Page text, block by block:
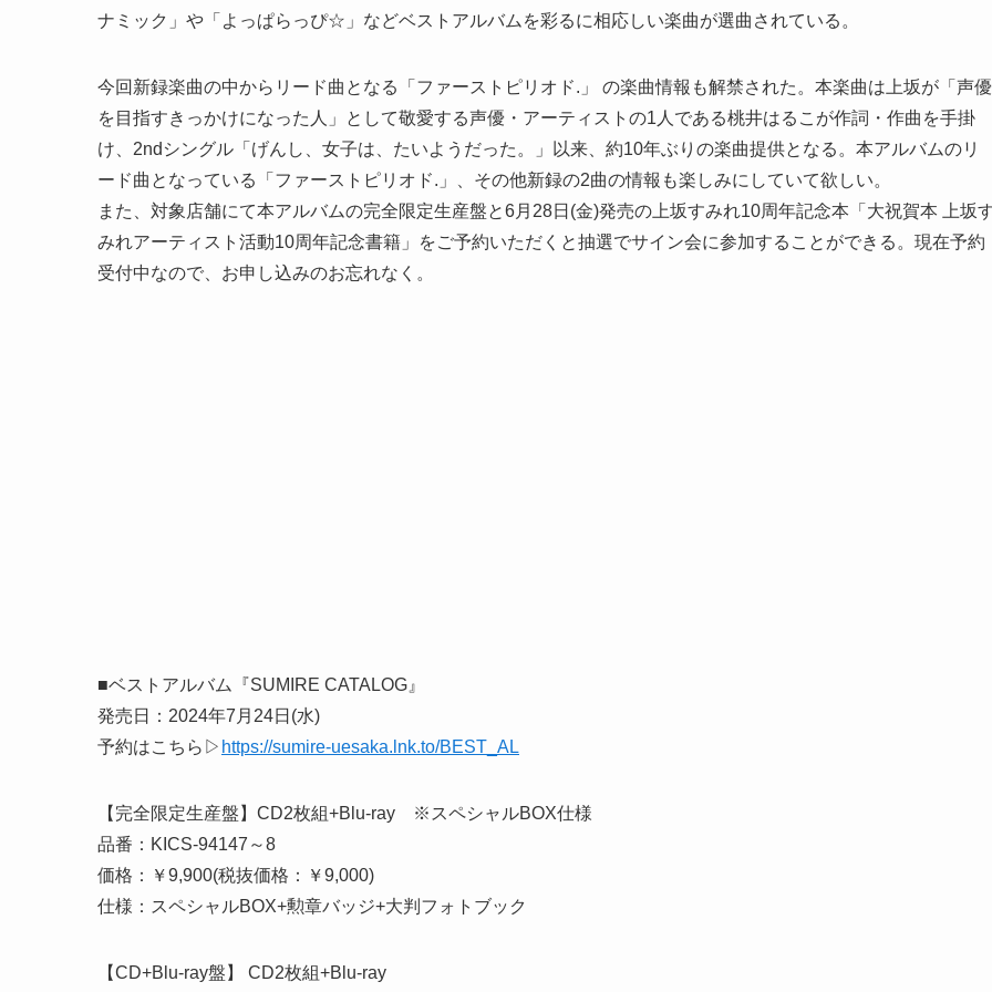
ナミック」や「よっぱらっぴ☆」などベストアルバムを彩るに相応しい楽曲が選曲されている。
今回新録楽曲の中からリード曲となる「ファーストピリオド.」 の楽曲情報も解禁された。本楽曲は上坂が「声優
を目指すきっかけになった人」として敬愛する声優・アーティストの1人である桃井はるこが作詞・作曲を手掛
け、2ndシングル「げんし、女子は、たいようだった。」以来、約10年ぶりの楽曲提供となる。本アルバムのリ
ード曲となっている「ファーストピリオド.」、その他新録の2曲の情報も楽しみにしていて欲しい。
また、対象店舗にて本アルバムの完全限定生産盤と6月28日(金)発売の上坂すみれ10周年記念本「大祝賀本 上坂
みれアーティスト活動10周年記念書籍」をご予約いただくと抽選でサイン会に参加することができる。現在予約
受付中なので、お申し込みのお忘れなく。
■ベストアルバム『SUMIRE CATALOG』
発売日：2024年7月24日(水)
予約はこちら▷ https://sumire-uesaka.lnk.to/BEST_AL
【完全限定生産盤】CD2枚組+Blu-ray ※スペシャルBOX仕様
品番：KICS-94147～8
価格：￥9,900(税抜価格：￥9,000)
仕様：スペシャルBOX+勲章バッジ+大判フォトブック
【CD+Blu-ray盤】 CD2枚組+Blu-ray